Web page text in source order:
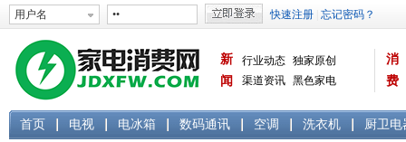
新
闻
行业动态 独家原创
渠道资讯 黑色家电
消
费
首页 电视 电冰箱 数码通讯 空调 洗衣机 厨卫电